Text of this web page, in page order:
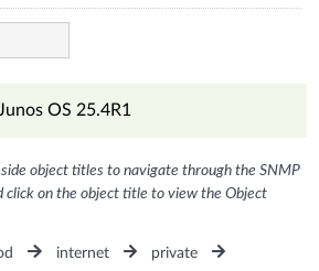
OS 25.4R1
object titles to navigate through the SNMP
click on the object title to view the Object
internet
private